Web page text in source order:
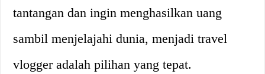
tantangan dan ingin menghasilkan uang
sambil menjelajahi dunia, menjadi travel
vlogger adalah pilihan yang tepat.